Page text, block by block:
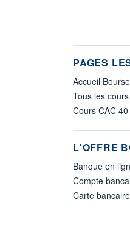
PAGES
Accueil Bourse
Tous les
Cours CAC 40
L'OFFRE
Banque en
Compte
Carte bancaire